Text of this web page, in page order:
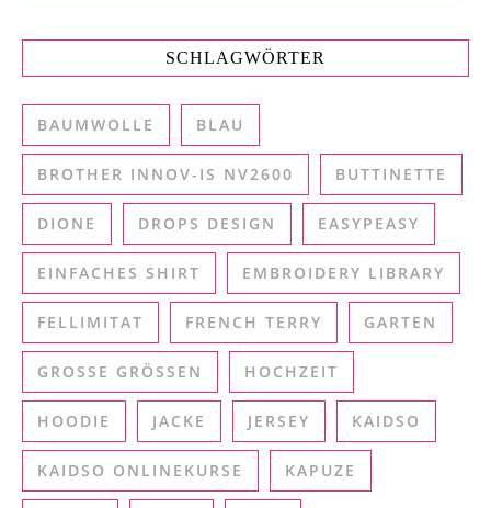
SCHLAGWÖRTER
BAUMWOLLE BLAU
BROTHER INNOV-IS NV2600 BUTTINETTE
DIONE DROPS DESIGN EASYPEASY
EINFACHES SHIRT EMBROIDERY LIBRARY
FELLIMITAT FRENCH TERRY GARTEN
GROSSE GRÖSSEN HOCHZEIT
HOODIE JACKE JERSEY KAIDSO
KAIDSO ONLINEKURSE KAPUZE